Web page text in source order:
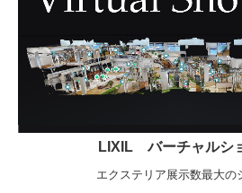
LIXIL バーチャルシ
エクステリア展示数最大の